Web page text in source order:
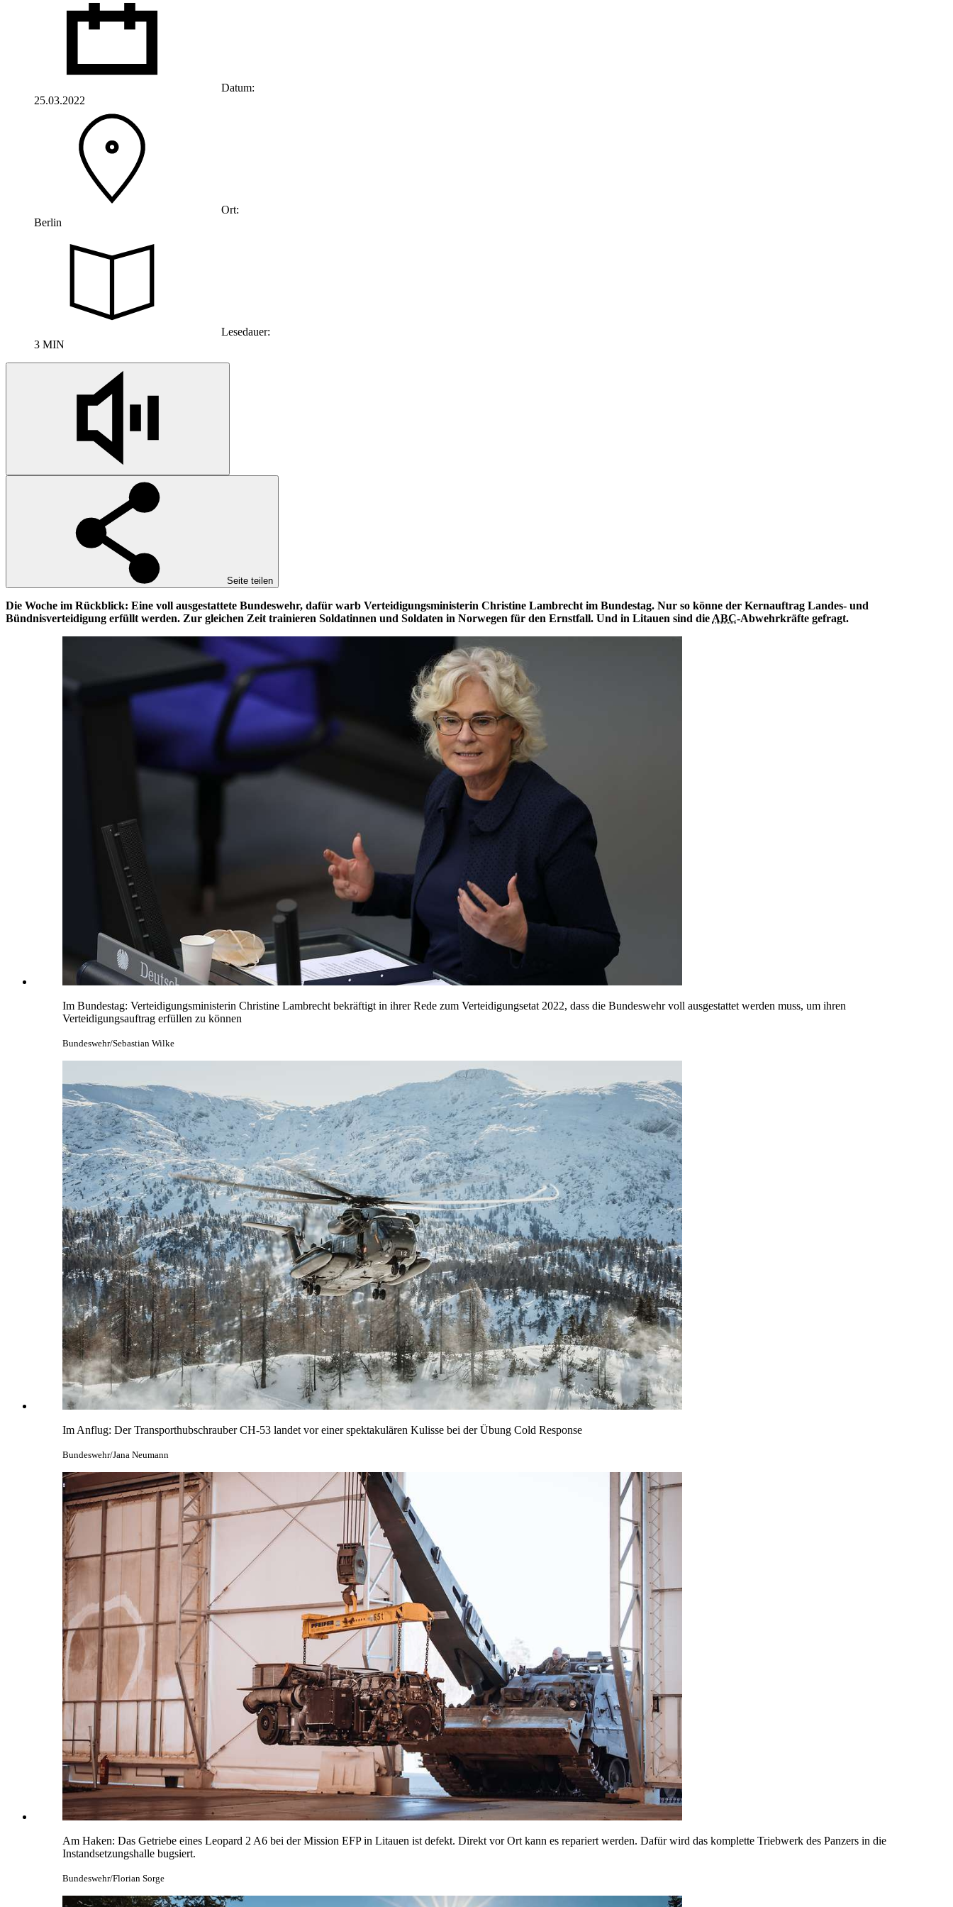
Datum:
25.03.2022
Ort:
Berlin
Lesedauer:
3 MIN
Seite teilen
Die Woche im Rückblick: Eine voll ausgestattete Bundeswehr, dafür warb Verteidigungsministerin Christine Lambrecht im Bundestag. Nur so könne der Kernauftrag Landes- und
Bündnisverteidigung erfüllt werden. Zur gleichen Zeit trainieren Soldatinnen und Soldaten in Norwegen für den Ernstfall. Und in Litauen sind die ABC-Abwehrkräfte gefragt.
Im Bundestag: Verteidigungsministerin Christine Lambrecht bekräftigt in ihrer Rede zum Verteidigungsetat 2022, dass die Bundeswehr voll ausgestattet werden muss, um ihren
Verteidigungsauftrag erfüllen zu können
Bundeswehr/Sebastian Wilke
Im Anflug: Der Transporthubschrauber CH-53 landet vor einer spektakulären Kulisse bei der Übung Cold Response
Bundeswehr/Jana Neumann
Am Haken: Das Getriebe eines Leopard 2 A6 bei der Mission EFP in Litauen ist defekt. Direkt vor Ort kann es repariert werden. Dafür wird das komplette Triebwerk des Panzers in die
Instandsetzungshalle bugsiert.
Bundeswehr/Florian Sorge